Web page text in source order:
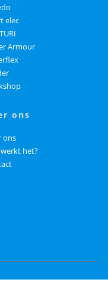
elec
Armour
ons
ons
het?